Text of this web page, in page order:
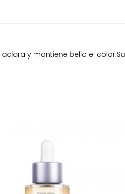
y mantiene bello el color.Su